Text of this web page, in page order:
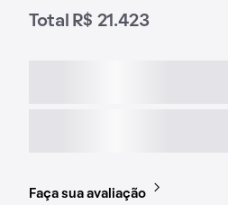
Total R$ 21.423
Faça sua avaliação